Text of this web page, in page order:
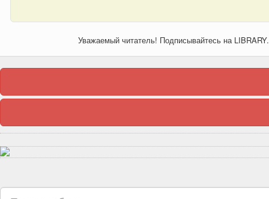
Уважаемый читатель! Подписывайтесь на